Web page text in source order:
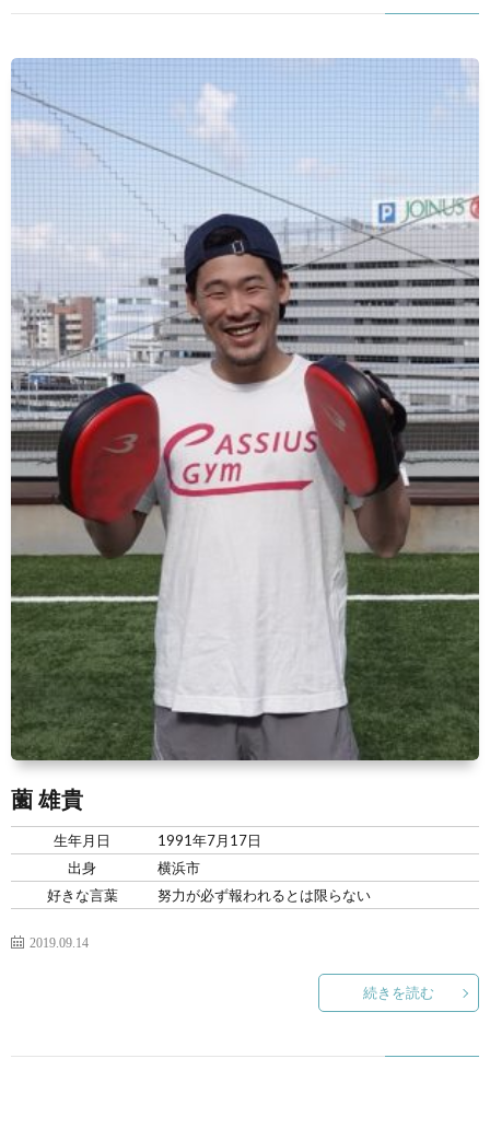
薗 雄貴
生年月日
1991年7月17日
出身
横浜市
好きな言葉
努力が必ず報われるとは限らない
2019.09.14
続きを読む